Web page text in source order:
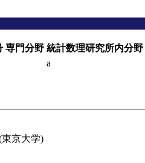
専門分野 統計数理研究所内分野
a
京大学)